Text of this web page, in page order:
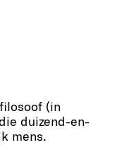
(in
duizend-en-
mens.